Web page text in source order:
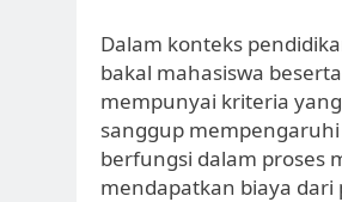
Dalam konteks
bakal mahasiswa
mempunyai kriteria
sanggup
berfungsi dalam proses
mendapatkan biaya